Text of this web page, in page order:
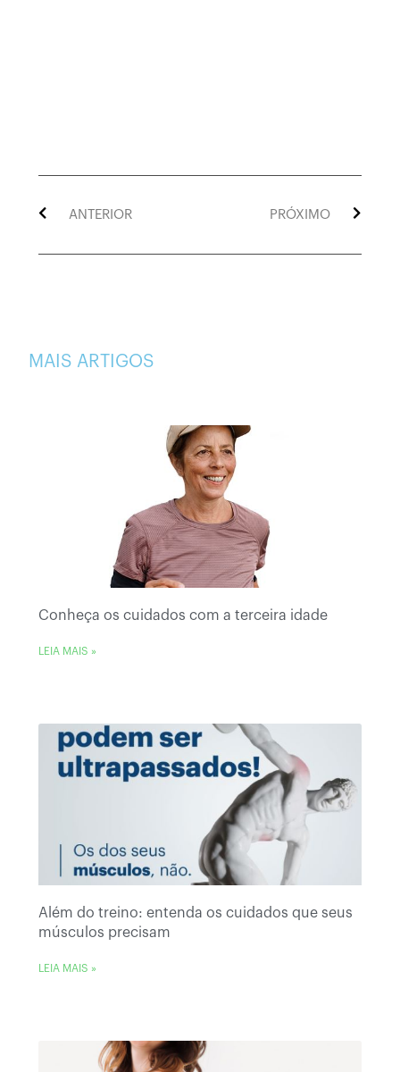
ANTERIOR PRÓXIMO
MAIS ARTIGOS
Conheça os cuidados com a terceira idade
LEIA MAIS »
Além do treino: entenda os cuidados que seus
músculos precisam
LEIA MAIS »